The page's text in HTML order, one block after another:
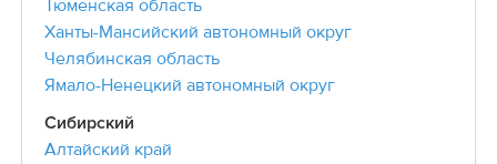
Тюменская область
Ханты-Мансийский автономный округ
Челябинская область
Ямало-Ненецкий автономный округ
Сибирский
Алтайский край